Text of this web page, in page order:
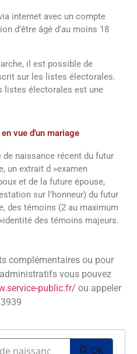
internet avec un compte
d’être âgé d’au moins 18
il est possible de
sur les listes électorales.
listes électorales est une
vue d'un mariage
de naissance récent du futur
un extrait d »examen
et de la future épouse,
sur l’honneur) du futur
des témoins (2 au maximum
des témoins majeurs.
complémentaires ou pour
vous pouvez
public.fr/ ou appeler
Ok